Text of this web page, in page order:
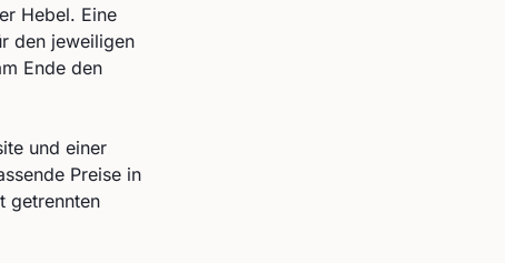
Hebel. Eine
den jeweiligen
Ende den
und einer
Preise in
getrennten